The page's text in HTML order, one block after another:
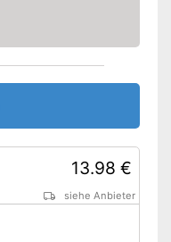
13.98 €
siehe Anbieter